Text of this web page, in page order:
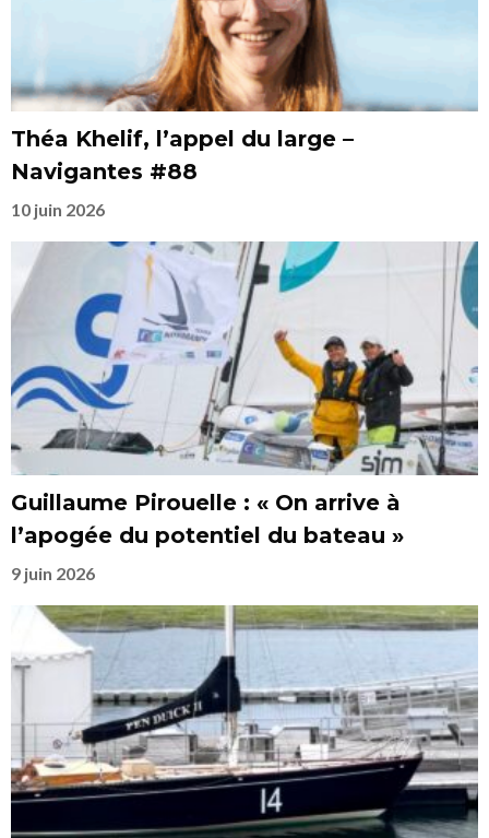
Théa Khelif, l’appel du large –
Navigantes #88
10 juin 2026
Guillaume Pirouelle : « On arrive à
l’apogée du potentiel du bateau »
9 juin 2026